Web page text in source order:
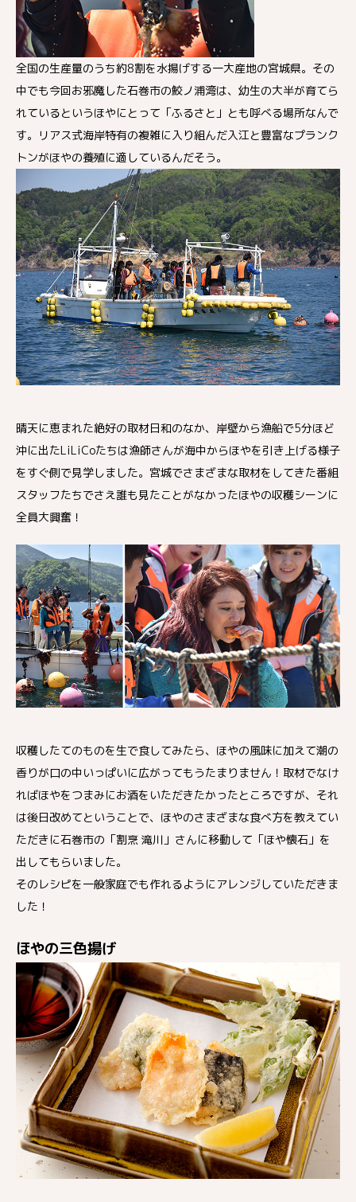
全国の生産量のうち約8割を水揚げする一大産地の宮城県。その
中でも今回お邪魔した石巻市の鮫ノ浦湾は、幼生の大半が育てら
れているというほやにとって「ふるさと」とも呼べる場所なんで
す。リアス式海岸特有の複雑に入り組んだ入江と豊富なプランク
トンがほやの養殖に適しているんだそう。
晴天に恵まれた絶好の取材日和のなか、岸壁から漁船で5分ほど
沖に出たLiLiCoたちは漁師さんが海中からほやを引き上げる様子
をすぐ側で見学しました。宮城でさまざまな取材をしてきた番組
スタッフたちでさえ誰も見たことがなかったほやの収穫シーンに
全員大興奮！
収穫したてのものを生で食してみたら、ほやの風味に加えて潮の
香りが口の中いっぱいに広がってもうたまりません！取材でなけ
ればほやをつまみにお酒をいただきたかったところですが、それ
は後日改めてということで、ほやのさまざまな食べ方を教えてい
ただきに石巻市の「割烹 滝川」さんに移動して「ほや懐石」を
出してもらいました。
そのレシピを一般家庭でも作れるようにアレンジしていただきま
した！
ほやの三色揚げ